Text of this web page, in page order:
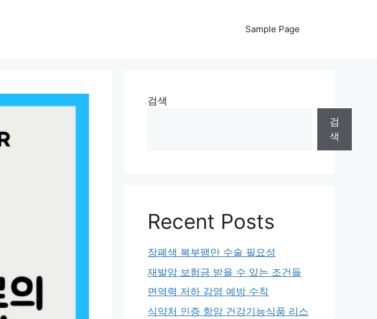
Sample Page
검색
검
색
Recent Posts
장폐색 복부팽만 수술 필요성
재발암 보험금 받을 수 있는 조건들
면역력 저하 감염 예방 수칙
식약처 인증 항암 건강기능식품 리스